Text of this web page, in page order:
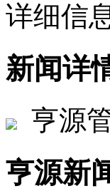
详细信
新闻详
亨源
亨源新